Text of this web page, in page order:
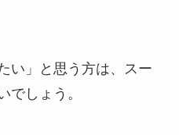
い」と思う方は、スー
でしょう。